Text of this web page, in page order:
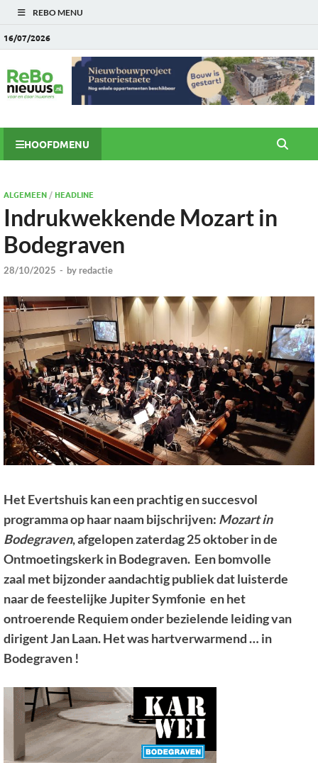
REBO MENU
16/07/2026
HOOFDMENU
ALGEMEEN/ HEADLINE
Indrukwekkende Mozart in
Bodegraven
28/10/2025 - by redactie
Het Evertshuis kan een prachtig en succesvol
programma op haar naam bijschrijven: Mozart in
Bodegraven, afgelopen zaterdag 25 oktober in de
Ontmoetingskerk in Bodegraven. Een bomvolle
zaal met bijzonder aandachtig publiek dat luisterde
naar de feestelijke Jupiter Symfonie en het
ontroerende Requiem onder bezielende leiding van
dirigent Jan Laan. Het was hartverwarmend … in
Bodegraven !